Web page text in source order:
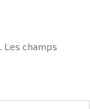
Les champs